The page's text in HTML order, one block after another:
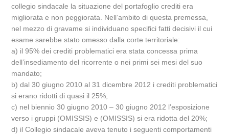
collegio sindacale la situazione del portafoglio crediti era
migliorata e non peggiorata. Nell’ambito di questa premessa,
nel mezzo di gravame si individuano specifici fatti decisivi il cui
esame sarebbe stato omesso dalla corte territoriale:
a) il 95% dei crediti problematici era stata concessa prima
dell’insediamento del ricorrente o nei primi sei mesi del suo
mandato;
b) dal 30 giugno 2010 al 31 dicembre 2012 i crediti problematici
si erano ridotti di quasi il 25%;
c) nel biennio 30 giugno 2010 – 30 giugno 2012 l’esposizione
verso i gruppi (OMISSIS) e (OMISSIS) si era ridotta del 20%;
d) il Collegio sindacale aveva tenuto i seguenti comportamenti